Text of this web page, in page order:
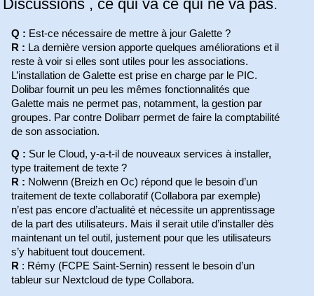
Discussions , ce qui va ce qui ne va pas.
Q : Est-ce nécessaire de mettre à jour Galette ?
R : La dernière version apporte quelques améliorations et il
reste à voir si elles sont utiles pour les associations.
L’installation de Galette est prise en charge par le PIC.
Dolibar fournit un peu les mêmes fonctionnalités que
Galette mais ne permet pas, notamment, la gestion par
groupes. Par contre Dolibarr permet de faire la comptabilité
de son association.
Q : Sur le Cloud, y-a-t-il de nouveaux services à installer,
type traitement de texte ?
R : Nolwenn (Breizh en Oc) répond que le besoin d’un
traitement de texte collaboratif (Collabora par exemple)
n’est pas encore d’actualité et nécessite un apprentissage
de la part des utilisateurs. Mais il serait utile d’installer dès
maintenant un tel outil, justement pour que les utilisateurs
s’y habituent tout doucement.
R : Rémy (FCPE Saint-Sernin) ressent le besoin d’un
tableur sur Nextcloud de type Collabora.